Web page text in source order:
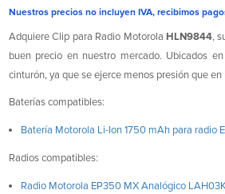
Nuestros precios no incluyen IVA, recibimos
Adquiere Clip para Radio Motorola HLN9844,
buen precio en nuestro mercado. Ubicados
cinturón, ya que se ejerce menos presión que en
Baterías compatibles:
Batería Motorola Li-Ion 1750 mAh para radio
Radios compatibles:
Radio Motorola EP350 MX Analógico